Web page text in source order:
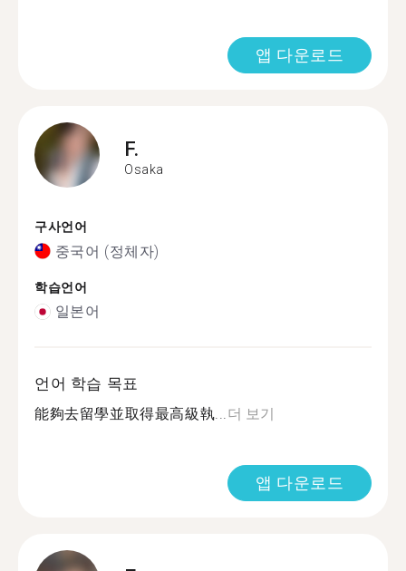
앱 다운로드
F.
Osaka
구사언어
중국어 (정체자)
학습언어
일본어
언어 학습 목표
能夠去留學並取得最高級執...더 보기
앱 다운로드